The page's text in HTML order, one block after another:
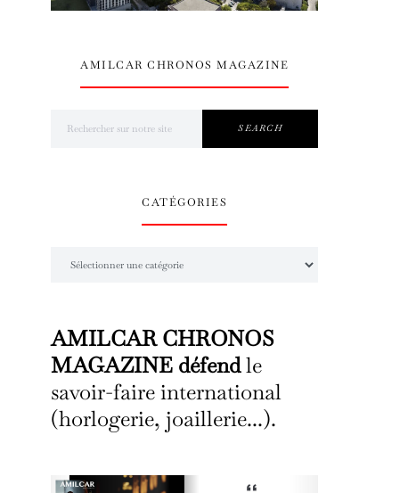
AMILCAR CHRONOS MAGAZINE
SEARCH
CATÉGORIES
AMILCAR CHRONOS
MAGAZINE défendle
savoir-faire international
(horlogerie, joaillerie...).